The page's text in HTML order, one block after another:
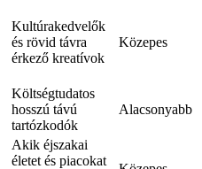
Kultúrakedvelők
és rövid távra
érkező kreatívok
Közepes
Költségtudatos
hosszú távú
tartózkodók
Alacsonyabb
Akik éjszakai
életet és piacokat